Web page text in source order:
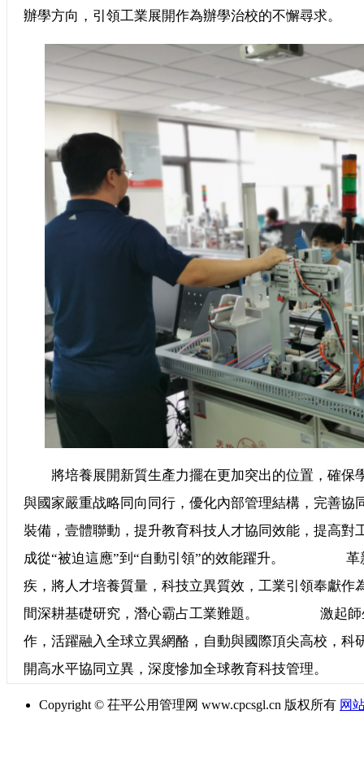
辦學方向，引領工業展開作為辦學治校的不懈尋求
將培養展開新質生產力擺在更加突出的位置，確保
與國家嚴重战略同向同行，優化內部管理結構，
裝備，壹體聯動，提升教育科技人才協同效能，提高對
成從“被迫這應”到“自動引領”的效能躍升。 革新
疾，將人才培養質量，科技立異質效，工業引領奉獻作
間深耕基礎研究，潛心霸占工業難題。 激起師生
作，活躍融入全球立異網酪，自動與國際頂尖高校，科
開高水平協同立異，深度慘加全球教育科技管理。
Copyright © 茌平公用管理网 www.cpcsgl.cn 版权所有 网